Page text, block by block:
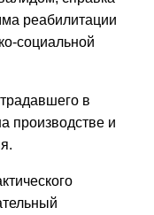
реабилитации
социальной
в
производстве и